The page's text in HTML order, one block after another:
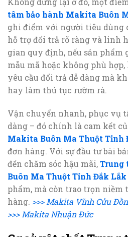
tâm bảo hành Makita Buôn
ghi điểm với người tiêu dùng
hỗ trợ đổi trả rõ ràng và linh
gian quy định, nếu sản phẩm
mẫu mã hoặc không phù
yêu cầu đổi trả dễ dàng mà
hay làm thủ tục rườm rà.
Vận chuyển nhanh, phục vụ
dàng – đó chính là cam kết
Makita Buôn Ma Thuột Tỉnh
đơn hàng. Với sự đầu tư bài
đến chăm sóc hậu mãi,Trung
Buôn Ma Thuột Tỉnh Đắk Lắk
phẩm, mà còn trao trọn
hàng. >>> Makita Vĩnh Cửu
>>> Makita Nhuận Đức